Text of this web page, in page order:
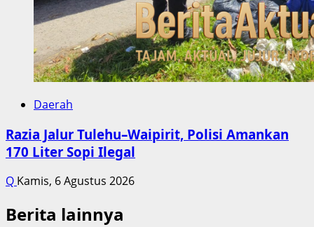
Daerah
Razia Jalur Tulehu–Waipirit, Polisi Amankan
170 Liter Sopi Ilegal
Q Kamis, 6 Agustus 2026
Berita lainnya